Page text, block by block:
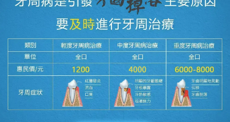
維港簡介
環境設備
醫院新聞
收費標準
N
收費總表
植牙收費
根管收費
美學收費
醫生團隊
門診時間